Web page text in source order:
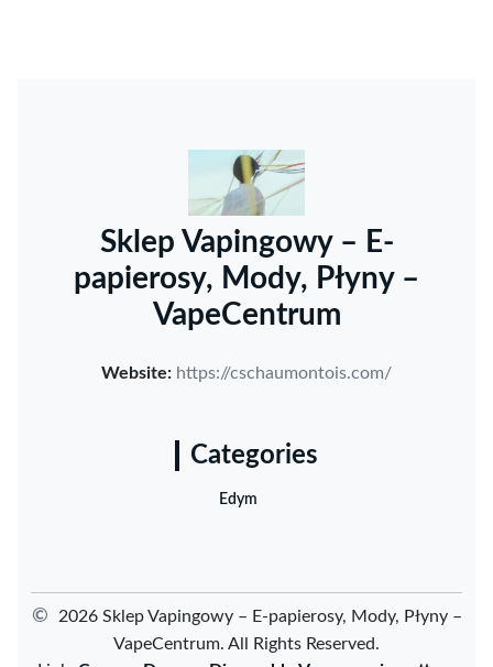
Sklep Vapingowy – E-
papierosy, Mody, Płyny –
VapeCentrum
Website: https://cschaumontois.com/
Categories
Edym
©
2026 Sklep Vapingowy – E-papierosy, Mody, Płyny –
VapeCentrum. All Rights Reserved.